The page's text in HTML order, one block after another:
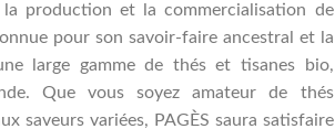
la production et la commercialisation de
pour son savoir-faire ancestral et la
large gamme de thés et tisanes bio,
Que vous soyez amateur de thés
saveurs variées, PAGÈS saura satisfaire